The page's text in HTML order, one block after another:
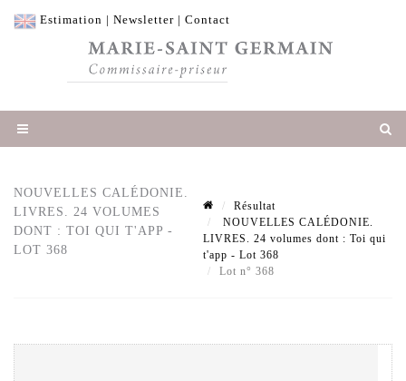
Estimation | Newsletter | Contact
NOUVELLES CALÉDONIE.
LIVRES. 24 VOLUMES
DONT : TOI QUI T'APP -
LOT 368
Résultat
NOUVELLES CALÉDONIE.
LIVRES. 24 volumes dont : Toi qui
t'app - Lot 368
Lot n° 368